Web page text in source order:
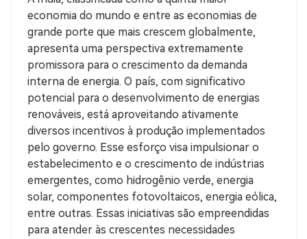
economia do mundo e entre as economias de
grande porte que mais crescem globalmente,
apresenta uma perspectiva extremamente
promissora para o crescimento da demanda
interna de energia. O país, com significativo
potencial para o desenvolvimento de energias
renováveis, está aproveitando ativamente
diversos incentivos à produção implementados
pelo governo. Esse esforço visa impulsionar o
estabelecimento e o crescimento de indústrias
emergentes, como hidrogênio verde, energia
solar, componentes fotovoltaicos, energia eólica,
entre outras. Essas iniciativas são empreendidas
para atender às crescentes necessidades